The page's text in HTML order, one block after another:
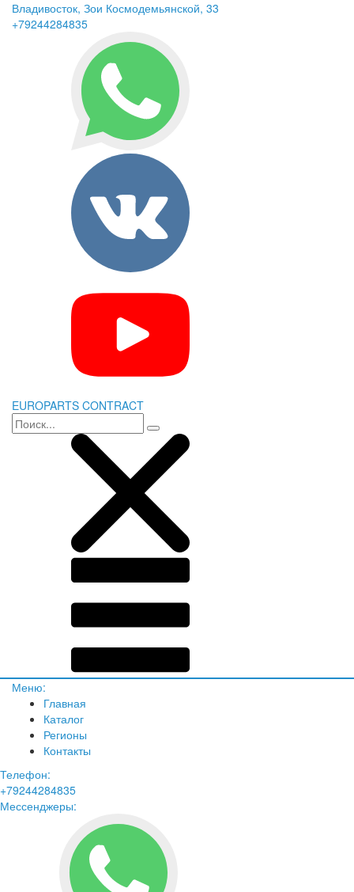
Владивосток, Зои Космодемьянской, 33
+79244284835
EUROPARTS CONTRACT
Меню:
Главная
Каталог
Регионы
Контакты
Телефон:
+79244284835
Мессенджеры: